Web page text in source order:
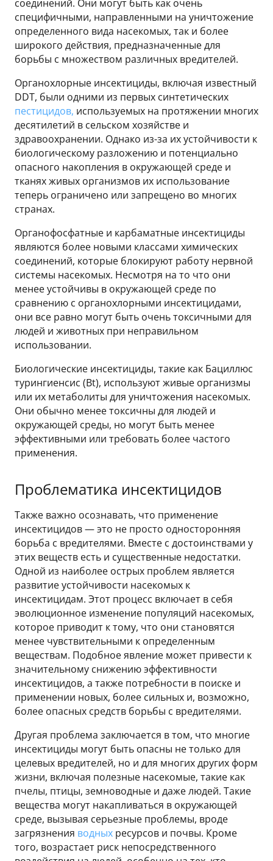
соединений. Они могут быть как очень
специфичными, направленными на уничтожение
определенного вида насекомых, так и более
широкого действия, предназначенные для
борьбы с множеством различных вредителей.
Органохлорные инсектициды, включая известный
DDT, были одними из первых синтетических
пестицидов, используемых на протяжении многих
десятилетий в сельском хозяйстве и
здравоохранении. Однако из-за их устойчивости к
биологическому разложению и потенциально
опасного накопления в окружающей среде и
тканях живых организмов их использование
теперь ограничено или запрещено во многих
странах.
Органофосфатные и карбаматные инсектициды
являются более новыми классами химических
соединений, которые блокируют работу нервной
системы насекомых. Несмотря на то что они
менее устойчивы в окружающей среде по
сравнению с органохлорными инсектицидами,
они все равно могут быть очень токсичными для
людей и животных при неправильном
использовании.
Биологические инсектициды, такие как Бациллюс
турингиенсис (Bt), используют живые организмы
или их метаболиты для уничтожения насекомых.
Они обычно менее токсичны для людей и
окружающей среды, но могут быть менее
эффективными или требовать более частого
применения.
Проблематика инсектицидов
Также важно осознавать, что применение
инсектицидов — это не просто односторонняя
борьба с вредителями. Вместе с достоинствами у
этих веществ есть и существенные недостатки.
Одной из наиболее острых проблем является
развитие устойчивости насекомых к
инсектицидам. Этот процесс включает в себя
эволюционное изменение популяций насекомых,
которое приводит к тому, что они становятся
менее чувствительными к определенным
веществам. Подобное явление может привести к
значительному снижению эффективности
инсектицидов, а также потребности в поиске и
применении новых, более сильных и, возможно,
более опасных средств борьбы с вредителями.
Другая проблема заключается в том, что многие
инсектициды могут быть опасны не только для
целевых вредителей, но и для многих других форм
жизни, включая полезные насекомые, такие как
пчелы, птицы, земноводные и даже людей. Такие
вещества могут накапливаться в окружающей
среде, вызывая серьезные проблемы, вроде
загрязнения водных ресурсов и почвы. Кроме
того, возрастает риск непосредственного